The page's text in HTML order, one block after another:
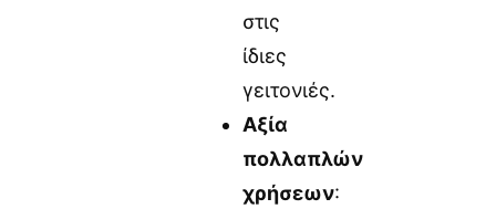
στις
ίδιες
γειτονιές.
Αξία
πολλαπλών
χρήσεων: